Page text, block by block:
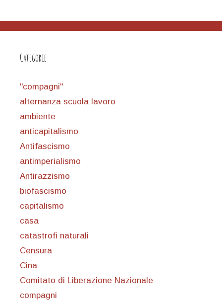
Categorie
"compagni"
alternanza scuola lavoro
ambiente
anticapitalismo
Antifascismo
antimperialismo
Antirazzismo
biofascismo
capitalismo
casa
catastrofi naturali
Censura
Cina
Comitato di Liberazione Nazionale
compagni